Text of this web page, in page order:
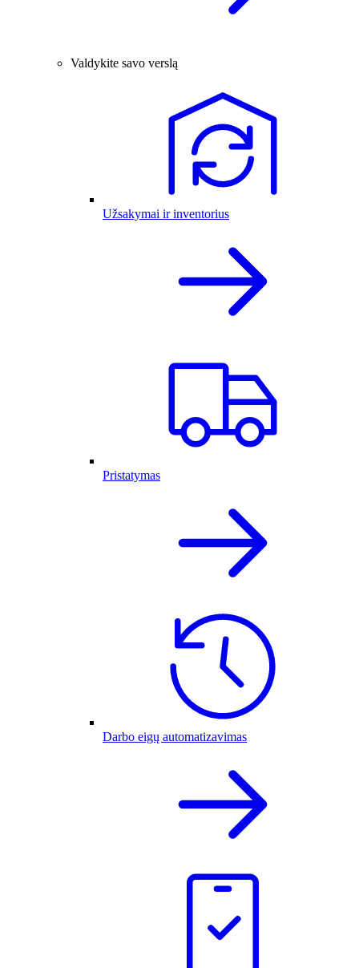
Valdykite savo verslą
Užsakymai ir inventorius
Pristatymas
Darbo eigų automatizavimas